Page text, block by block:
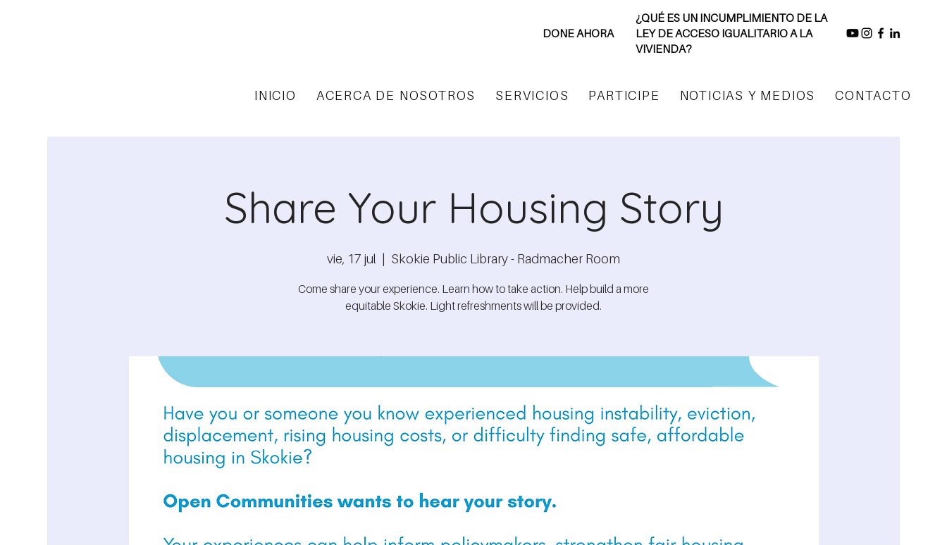
DONE AHORA
¿QUÉ ES UN INCUMPLIMIENTO DE LA
LEY DE ACCESO IGUALITARIO A LA
VIVIENDA?
INICIO ACERCA DE NOSOTROS SERVICIOS PARTICIPE NOTICIAS Y MEDIOS CONTACTO
Share Your Housing Story
vie, 17 jul Skokie Public Library - Radmacher Room
Come share your experience. Learn how to take action. Help build a more
equitable Skokie. Light refreshments will be provided.